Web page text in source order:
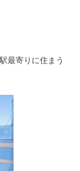
最寄りに住まう